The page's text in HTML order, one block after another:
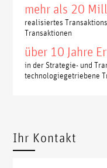
mehr als 20
realisiertes
Transaktionen
über 10 Jahre
in der Strategie- und
technologiegetriebene
Ihr Kontakt